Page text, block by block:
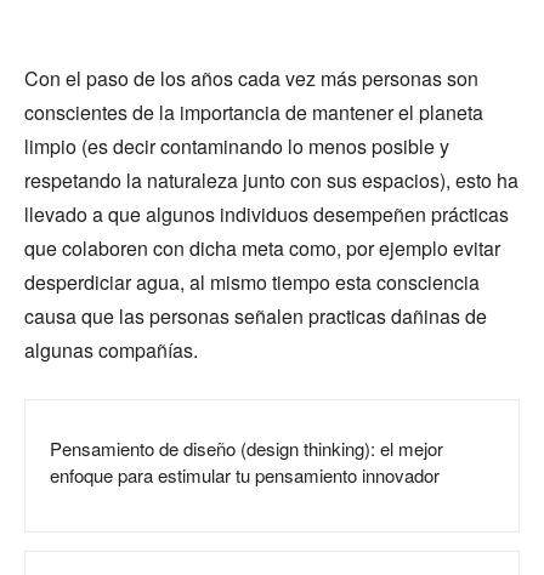
Con el paso de los años cada vez más personas son
conscientes de la importancia de mantener el planeta
limpio (es decir contaminando lo menos posible y
respetando la naturaleza junto con sus espacios), esto ha
llevado a que algunos individuos desempeñen prácticas
que colaboren con dicha meta como, por ejemplo evitar
desperdiciar agua, al mismo tiempo esta consciencia
causa que las personas señalen practicas dañinas de
algunas compañías.
Pensamiento de diseño (design thinking): el mejor
enfoque para estimular tu pensamiento innovador